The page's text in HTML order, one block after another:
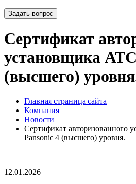
Задать вопрос
Cертификат
установщика
(высшего)
Главная страница сайта
Компания
Новости
Cертификат авторизованного
Pansonic 4 (высшего) уровня.
12.01.2026